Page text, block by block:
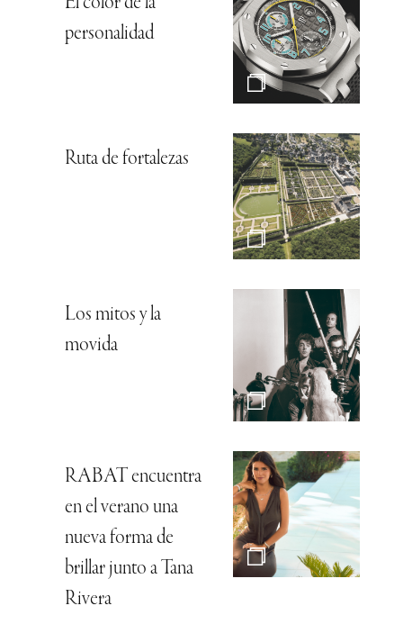
personalidad
Ruta de fortalezas
Los mitos y la
movida
RABAT encuentra
en el verano una
nueva forma de
brillar junto a Tana
Rivera